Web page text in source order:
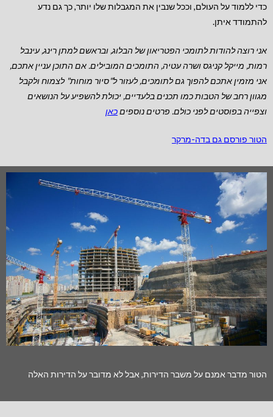
כדי ללמוד על העולם, וככל שנבין את המגבלות שלו יותר, כך גם נדע
להתמודד איתן.
אני רוצה להודות לתומכי הפטריאון של הבלוג, ובראשם למתן רינג, עינבל
רמות, מייקל קניגס ושרה עטיה, התומכים המובילים.אם התוכן עניין אתכם,
אני מזמין אתכם להפוך גם לתומכים, לעזור ל"סיור מוחות" לצמוח ולקבל
מגוון רחב של הטבות כמו תכנים בלעדיים, יכולת להשפיע על הנושאים
וצפייה בפוסטים לפני כולם. פרטים נוספיםכאן
הטור פורסם גם בדה-מרקר
הטור מדבר אמנם על משבר הדירות, אבל לא מדובר על הדירות האלה